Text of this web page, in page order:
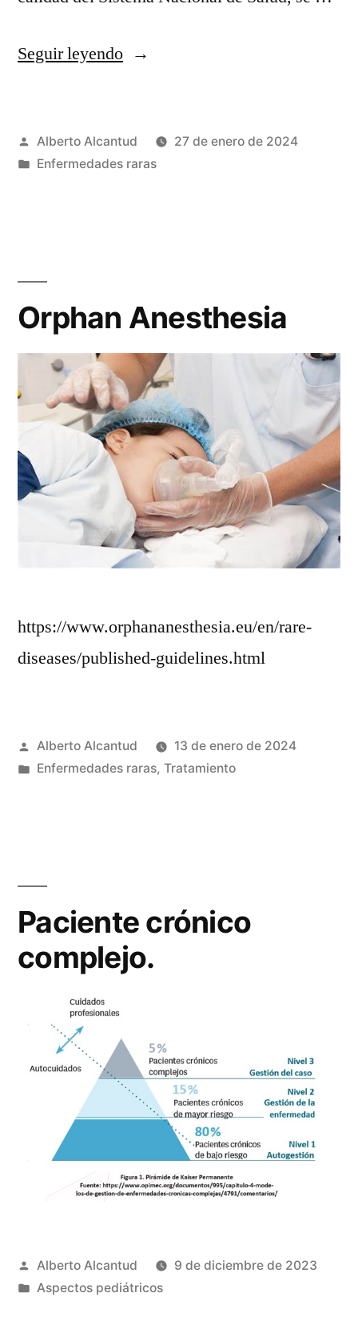
Seguir leyendo«Análisis
de
en
la
CV.»
Publicado
por
Alberto Alcantud
27 de enero de 2024
Publicado
Enfermedades raras
Orphan Anesthesia
https://www.orphananesthesia.eu/en/rare-
diseases/published-guidelines.html
Publicado
por
Alberto Alcantud
13 de enero de 2024
Publicado
Enfermedades raras, Tratamiento
Paciente crónico
complejo.
Publicado
por
Alberto Alcantud
9 de diciembre de 2023
Publicado
Aspectos pediátricos